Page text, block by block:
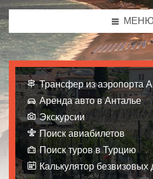
Трансфер из аэропорта
Аренда авто в Анталье
Экскурсии
Поиск авиабилетов
Поиск туров в Турцию
Калькулятор безвизовых